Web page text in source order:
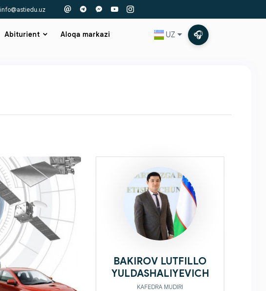
info@astiedu.uz
Abiturient Aloqa markazi UZ 🎧
BAKIROV LUTFILLO
YULDASHALIYEVICH
KAFEDRA MUDIRI